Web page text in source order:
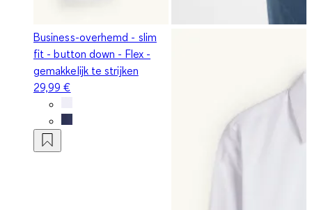
Business-overhemd - slim
fit - button down - Flex -
gemakkelijk te strijken
29,99 €